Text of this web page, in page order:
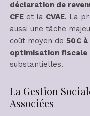
déclaration de
CFE et la CVAE. La
aussi une tâche
coût moyen de 50€ à
optimisation fiscale
substantielles.
La Gestion
Associées